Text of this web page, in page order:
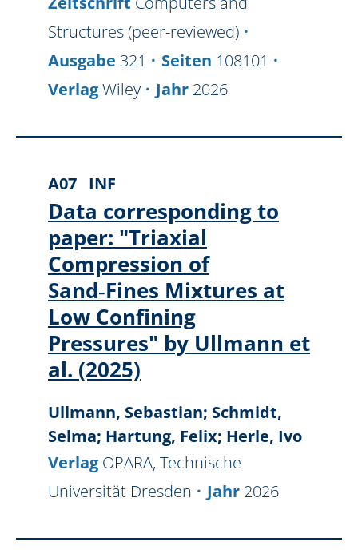
Structures (peer-reviewed)
Ausgabe 321 Seiten 108101
VerlagWiley Jahr 2026
A07 INF
Data corresponding to
paper: "Triaxial
Compression of
Sand‑Fines Mixtures at
Low Confining
Pressures" by Ullmann et
al. (2025)
Ullmann, Sebastian; Schmidt,
Selma; Hartung, Felix; Herle, Ivo
Verlag OPARA, Technische
Universität Dresden
Jahr 2026